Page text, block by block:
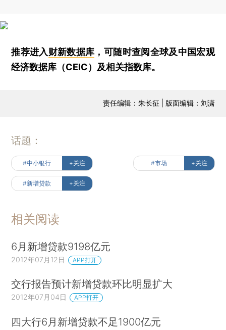
推荐进入财新数据库 ，可随时查阅全球及中国宏观
经济数据库（CEIC）及相关指数库。
责任编辑：朱长征 | 版面编辑：刘潇
话题：
#中小银行 +关注 #市场 +关注
#新增贷款 +关注
相关阅读
6月新增贷款9198亿元
2012年07月12日 APP打开
交行报告预计新增贷款环比明显扩大
2012年07月04日 APP打开
四大行6月新增贷款不足1900亿元